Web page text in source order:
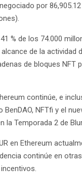
por
% de los 74.000
de la
de bloques
continúe, e
NFTfi y el
la Temporada 2 de
en Ethereum
continúe en